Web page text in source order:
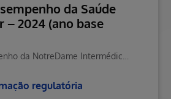
da Saúde
– 2024 (ano base
regulatória